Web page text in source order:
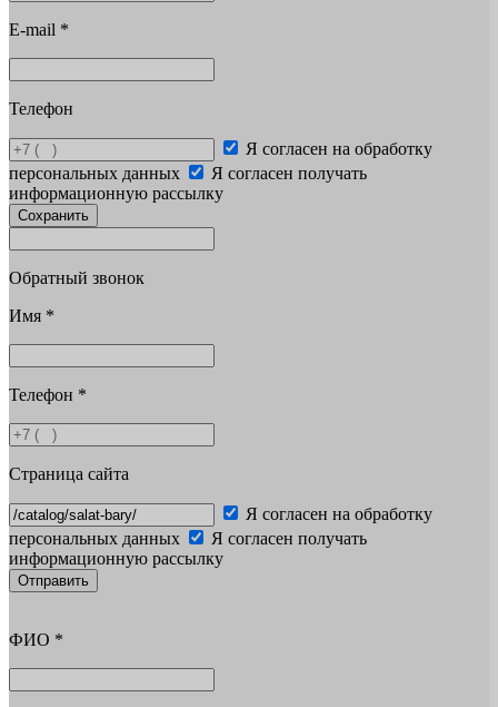
E-mail *
Телефон
Я согласен на обработку
персональных данных
Я согласен получать
информационную рассылку
Сохранить
Обратный звонок
Имя *
Телефон *
Страница сайта
Я согласен на обработку
персональных данных
Я согласен получать
информационную рассылку
Отправить
ФИО *